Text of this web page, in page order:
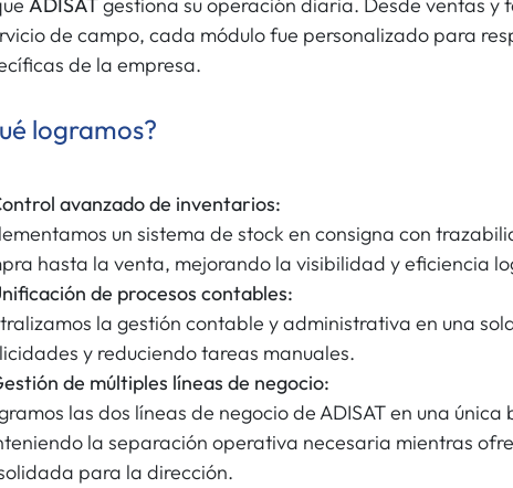
de campo, cada módulo fue personalizado para
de la empresa.
logramos?
avanzado de inventarios:
un sistema de stock en consigna con
hasta la venta, mejorando la visibilidad y eficiencia
de procesos contables:
la gestión contable y administrativa en una
y reduciendo tareas manuales.
de múltiples líneas de negocio:
las dos líneas de negocio de ADISAT en una única
la separación operativa necesaria mientras
para la dirección.